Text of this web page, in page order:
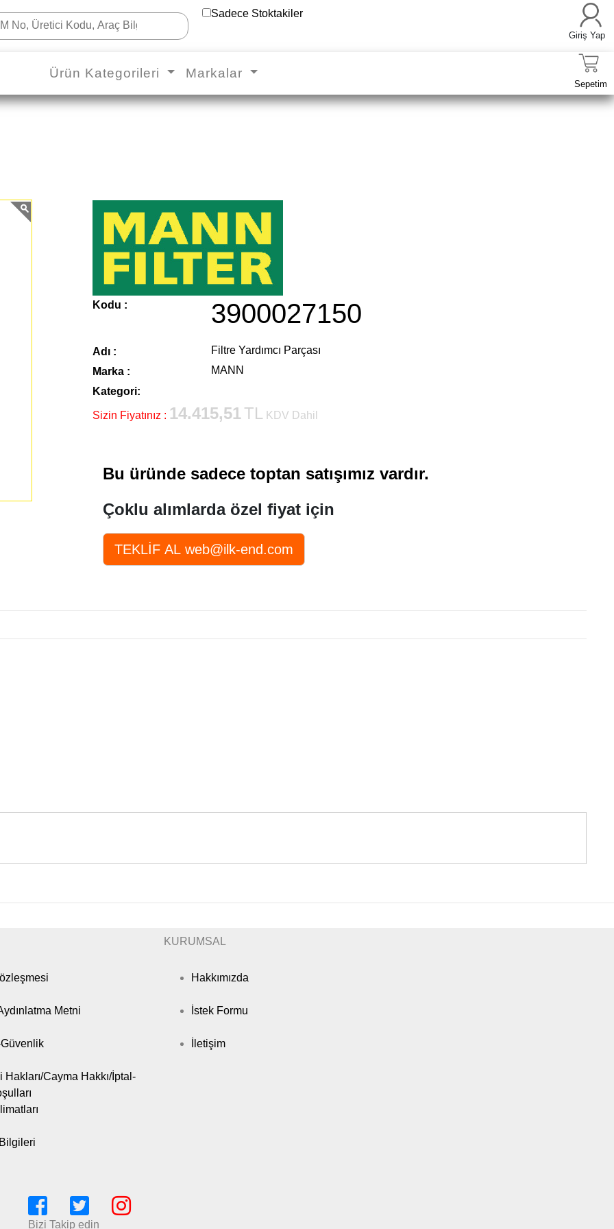
Sadece Stoktakiler
Giriş Yap
Ürün Kategorileri Markalar
Sepetim
Kodu : 3900027150
Adı :
Filtre Yardımcı Parçası
Marka :
MANN
Kategori:
Sizin Fiyatınız : 14.415,51TL KDV Dahil
Bu üründe sadece toptan satışımız vardır.
Çoklu alımlarda özel fiyat için
Metni
Hakları/Cayma Hakkı/İptal-
KURUMSAL
Hakkımızda
İstek Formu
İletişim
Bizi Takip edin